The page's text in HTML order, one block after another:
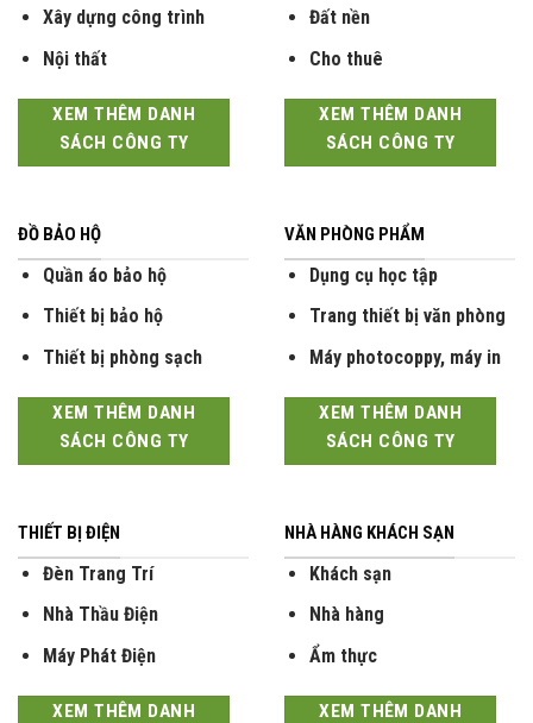
Xây dựng công trình
Nội thất
XEM THÊM DANH
SÁCH CÔNG TY
Đất nền
Cho thuê
XEM THÊM DANH
SÁCH CÔNG TY
ĐỒ BẢO HỘ
Quần áo bảo hộ
Thiết bị bảo hộ
Thiết bị phòng sạch
XEM THÊM DANH
SÁCH CÔNG TY
VĂN PHÒNG PHẨM
Dụng cụ học tập
Trang thiết bị văn phòng
Máy photocoppy, máy in
XEM THÊM DANH
SÁCH CÔNG TY
THIẾT BỊ ĐIỆN
Đèn Trang Trí
Nhà Thầu Điện
Máy Phát Điện
XEM THÊM DANH
NHÀ HÀNG KHÁCH SẠN
Khách sạn
Nhà hàng
Ẩm thực
XEM THÊM DANH